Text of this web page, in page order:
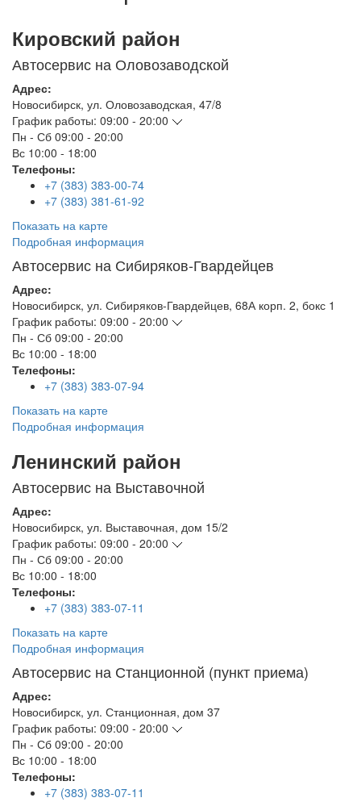
Кировский район
Автосервис на Оловозаводской
Адрес:
Новосибирск, ул. Оловозаводская, 47/8
График работы: 09:00 - 20:00
Пн - Сб 09:00 - 20:00
Вс 10:00 - 18:00
Телефоны:
+7 (383) 383-00-74
+7 (383) 381-61-92
Показать на карте
Подробная информация
Автосервис на Сибиряков-Гвардейцев
Адрес:
Новосибирск, ул. Сибиряков-Гвардейцев, 68А корп. 2, бокс 1
График работы: 09:00 - 20:00
Пн - Сб 09:00 - 20:00
Вс 10:00 - 18:00
Телефоны:
+7 (383) 383-07-94
Показать на карте
Подробная информация
Ленинский район
Автосервис на Выставочной
Адрес:
Новосибирск, ул. Выставочная, дом 15/2
График работы: 09:00 - 20:00
Пн - Сб 09:00 - 20:00
Вс 10:00 - 18:00
Телефоны:
+7 (383) 383-07-11
Показать на карте
Подробная информация
Автосервис на Станционной (пункт приема)
Адрес:
Новосибирск, ул. Станционная, дом 37
График работы: 09:00 - 20:00
Пн - Сб 09:00 - 20:00
Вс 10:00 - 18:00
Телефоны:
+7 (383) 383-07-11